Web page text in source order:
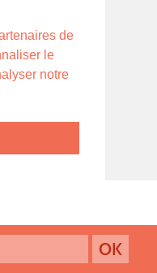
de
le
notre